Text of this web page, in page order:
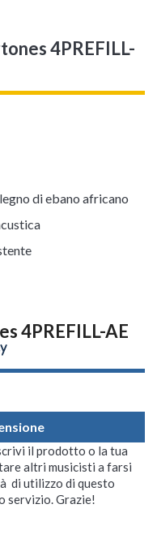
4PREFILL-
di ebano africano
4PREFILL-AE
il prodotto o la tua
altri musicisti a farsi
di utilizzo di questo
servizio. Grazie!